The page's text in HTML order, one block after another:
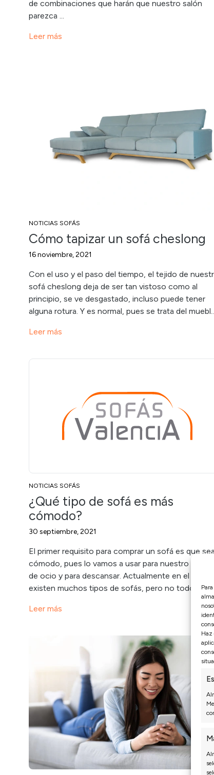
Haz
de combinaciones que harán que nuestro salón
parezca ...
Leer más
NOTICIAS SOFÁS
Cómo tapizar un sofá cheslong
16 noviembre, 2021
Con el uso y el paso del tiempo, el tejido de
sofá cheslong deja de ser tan vistoso como al
principio, se ve desgastado, incluso puede tener
alguna rotura. Y es normal, pues se trata del
Leer más
NOTICIAS SOFÁS
¿Qué tipo de sofá es más
cómodo?
30 septiembre, 2021
El primer requisito para comprar un sofá es que sea
cómodo, pues lo vamos a usar para nuestro tiempo
de ocio y para descansar. Actualmente en el
existen muchos tipos de sofás, pero no todos se...
Leer más